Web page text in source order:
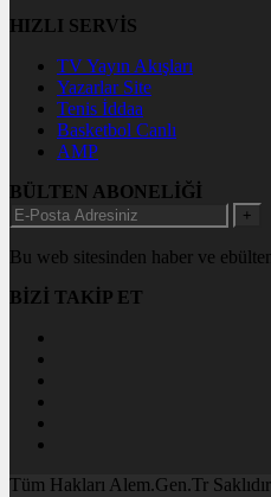
HIZLI SERVİS
TV Yayın Akışları
Yazarlar Site
Tenis İddaa
Basketbol Canlı
AMP
BÜLTEN ABONELİĞİ
+
Bu web sitesinden haber ve
BİZİ TAKİP ET
Tüm Hakları Alem.Gen.Tr